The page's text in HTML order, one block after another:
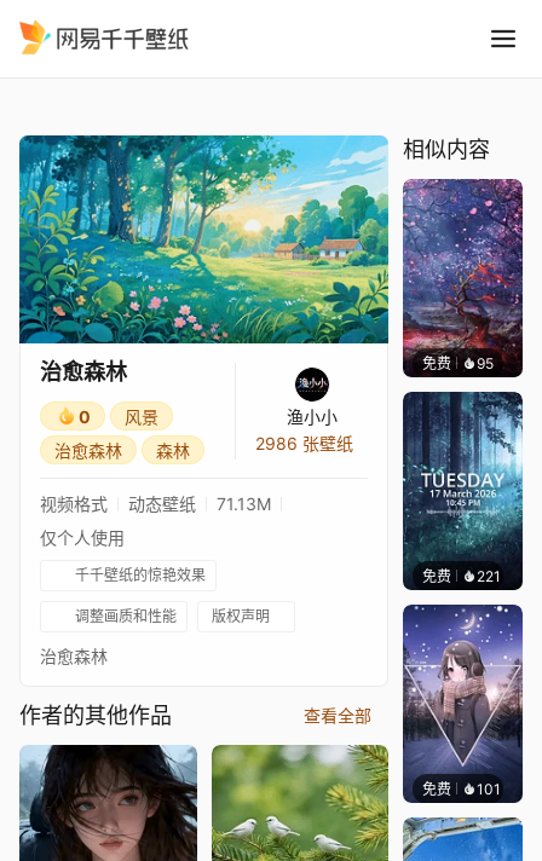
治愈森林
0
风景
治愈森林
森林
渔小小
2986 张壁纸
视频格式 动态壁纸
71.13M
仅个人使用
千千壁纸的惊艳效果
调整画质和性能 版权声明
治愈森林
作者的其他作品 查看全部
相似内容
免费 95
免费 221Asuki
免费 101S37